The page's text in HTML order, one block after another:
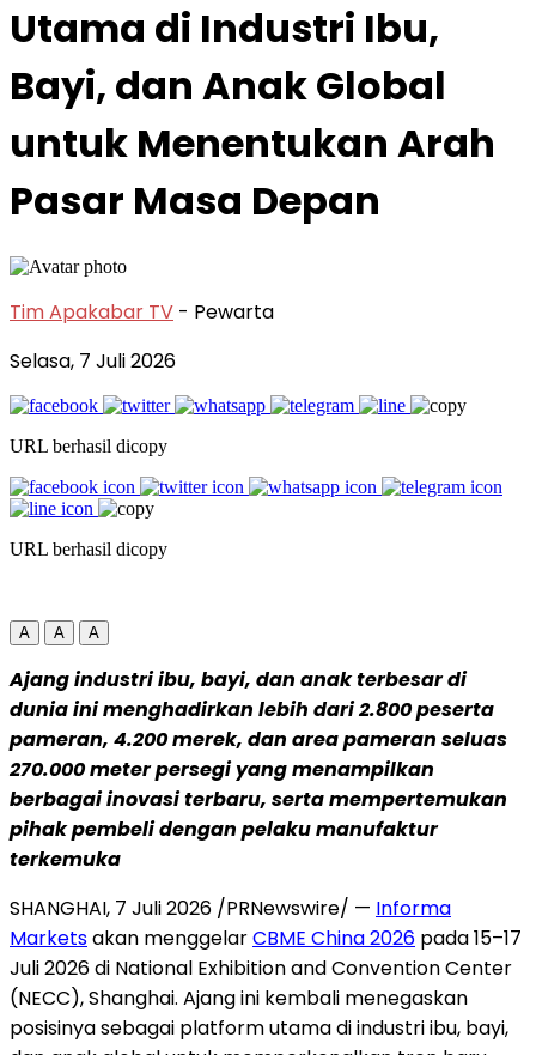
Utama di Industri Ibu,
Bayi, dan Anak Global
untuk Menentukan Arah
Pasar Masa Depan
Tim Apakabar TV - Pewarta
Selasa, 7 Juli 2026
URL berhasil dicopy
URL berhasil dicopy
A A A
Ajang industri ibu, bayi, dan anak terbesar di
dunia ini menghadirkan lebih dari 2.800 peserta
pameran, 4.200 merek, dan area pameran seluas
270.000 meter persegi yang menampilkan
berbagai inovasi terbaru, serta mempertemukan
pihak pembeli dengan pelaku manufaktur
terkemuka
SHANGHAI, 7 Juli 2026 /PRNewswire/ — Informa
Marketsakan menggelarCBME China 2026 pada 15–17
Juli 2026 di National Exhibition and Convention Center
(NECC), Shanghai. Ajang ini kembali menegaskan
posisinya sebagai platform utama di industri ibu, bayi,